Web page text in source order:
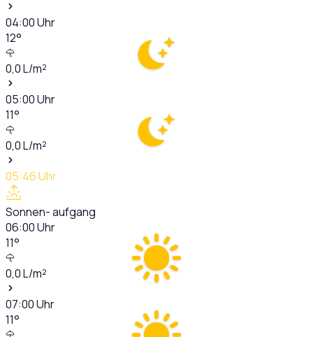
04:00Uhr
12°
0,0L/m²
05:00Uhr
11°
0,0L/m²
05:46Uhr
Sonnen- aufgang
06:00Uhr
11°
0,0L/m²
07:00Uhr
11°